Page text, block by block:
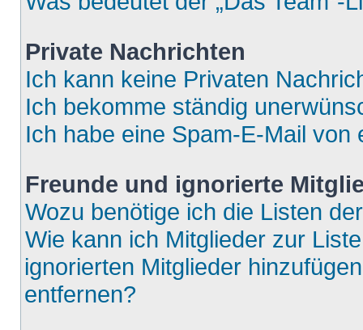
Private Nachrichten
Ich kann keine Privaten
Ich bekomme ständig
Ich habe eine Spam-E-Mail
Freunde und ignorierte
Wozu benötige ich die Listen
Wie kann ich Mitglieder zur
ignorierten Mitglieder
entfernen?